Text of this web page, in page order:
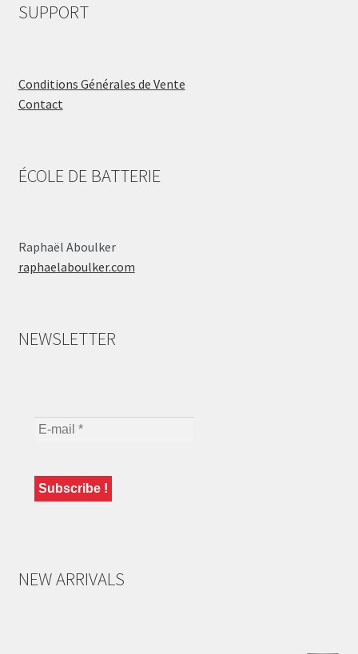
SUPPORT
Conditions Générales de Vente
Contact
ÉCOLE DE BATTERIE
Raphaël Aboulker
raphaelaboulker.com
NEWSLETTER
NEW ARRIVALS